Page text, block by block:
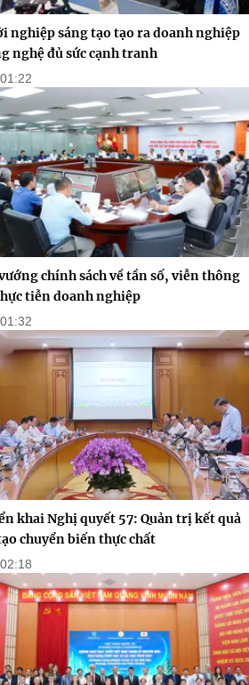
nghiệp sáng tạo tạo ra doanh nghiệp
nghệ đủ sức cạnh tranh
01:22
chính sách về tần số, viễn thông
tiễn doanh nghiệp
01:32
khai Nghị quyết 57: Quản trị kết quả
chuyển biến thực chất
02:18